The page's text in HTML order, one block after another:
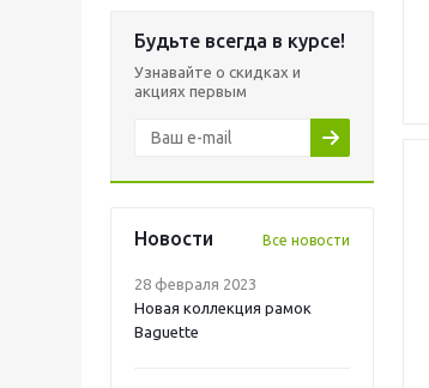
Будьте всегда в курсе!
Узнавайте о скидках и
акциях первым
Новости Все новости
28 февраля 2023
Новая коллекция рамок
Baguette